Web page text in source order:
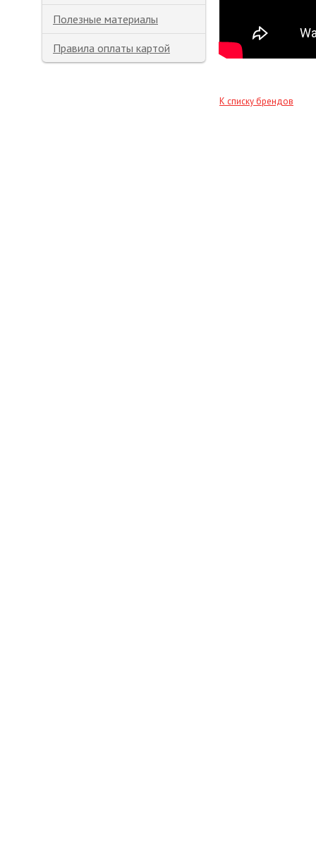
Полезные материалы
Правила оплаты картой
К списку брендов